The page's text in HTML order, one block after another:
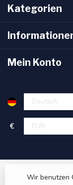
Kategorien
Mein Konto
€
Wir benutzen